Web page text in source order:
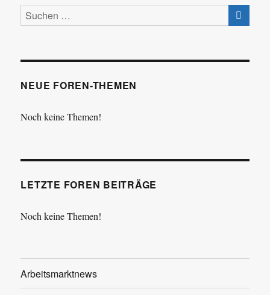
NEUE FOREN-THEMEN
Noch keine Themen!
LETZTE FOREN BEITRÄGE
Noch keine Themen!
Arbeitsmarktnews